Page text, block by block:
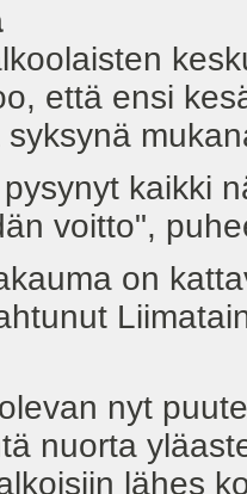
että ensi
kaikki
voitto",
on
nyt
nuorta
lähes